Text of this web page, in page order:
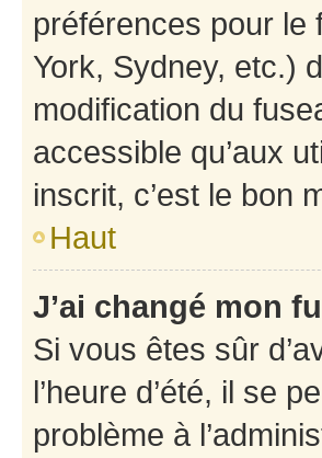
préférences pour le
York, Sydney, etc.)
modification du
accessible qu’aux
inscrit, c’est le bon
Haut
J’ai changé mon
Si vous êtes sûr
l’heure d’été, il se
problème à